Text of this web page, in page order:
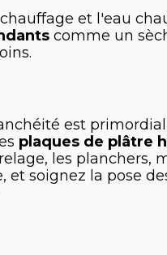
et l'eau
comme un
est
plaques de plâtre
les planchers,
et soignez la pose